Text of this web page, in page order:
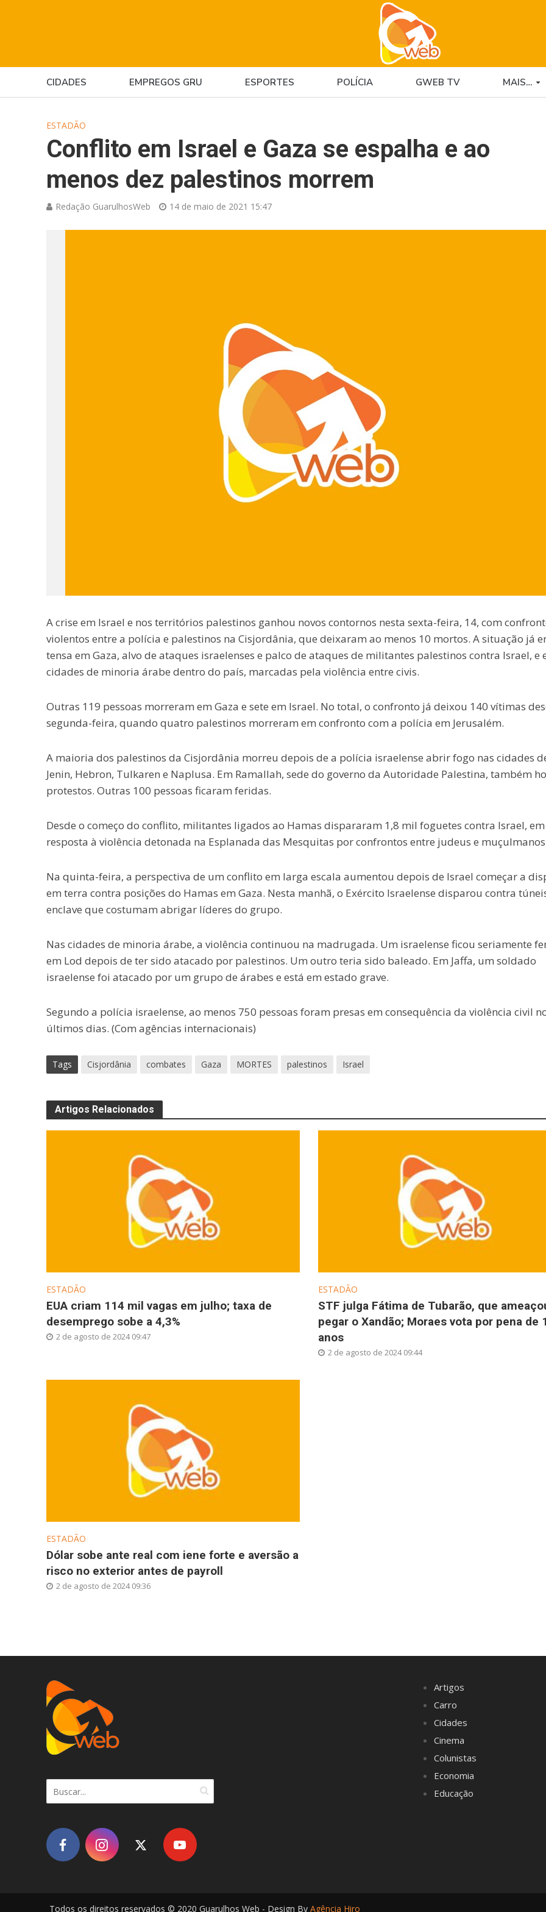
CIDADES EMPREGOS GRU ESPORTES POLÍCIA GWEB TV MAIS…
ESTADÃO
Conflito em Israel e Gaza se espalha e ao
menos dez palestinos morrem
Redação GuarulhosWeb 14 de maio de 2021 15:47
A crise em Israel e nos territórios palestinos ganhou novos contornos nesta sexta-feira, 14, com
violentos entre a polícia e palestinos na Cisjordânia, que deixaram ao menos 10 mortos. A situação já
tensa em Gaza, alvo de ataques israelenses e palco de ataques de militantes palestinos contra Israel, e
cidades de minoria árabe dentro do país, marcadas pela violência entre civis.
Outras 119 pessoas morreram em Gaza e sete em Israel. No total, o confronto já deixou 140 vítimas
segunda-feira, quando quatro palestinos morreram em confronto com a polícia em Jerusalém.
A maioria dos palestinos da Cisjordânia morreu depois de a polícia israelense abrir fogo nas cidades
Jenin, Hebron, Tulkaren e Naplusa. Em Ramallah, sede do governo da Autoridade Palestina, também
protestos. Outras 100 pessoas ficaram feridas.
Desde o começo do conflito, militantes ligados ao Hamas dispararam 1,8 mil foguetes contra Israel, em
resposta à violência detonada na Esplanada das Mesquitas por confrontos entre judeus e
Na quinta-feira, a perspectiva de um conflito em larga escala aumentou depois de Israel começar a
em terra contra posições do Hamas em Gaza. Nesta manhã, o Exército Israelense disparou contra
enclave que costumam abrigar líderes do grupo.
Nas cidades de minoria árabe, a violência continuou na madrugada. Um israelense ficou seriamente
em Lod depois de ter sido atacado por palestinos. Um outro teria sido baleado. Em Jaffa, um soldado
israelense foi atacado por um grupo de árabes e está em estado grave.
Segundo a polícia israelense, ao menos 750 pessoas foram presas em consequência da violência civil
últimos dias. (Com agências internacionais)
Tags Cisjordânia combates Gaza MORTES palestinos Israel
Artigos Relacionados
ESTADÃO
EUA criam 114 mil vagas em julho; taxa de
desemprego sobe a 4,3%
2 de agosto de 2024 09:47
ESTADÃO
STF julga Fátima de Tubarão, que
pegar o Xandão; Moraes vota por pena de
anos
2 de agosto de 2024 09:44
ESTADÃO
Dólar sobe ante real com iene forte e aversão a
risco no exterior antes de payroll
2 de agosto de 2024 09:36
Artigos
Carro
Cidades
Cinema
Colunistas
Economia
Educação
Todos os direitos reservados © 2020 Guarulhos Web - Design By Agência Hiro